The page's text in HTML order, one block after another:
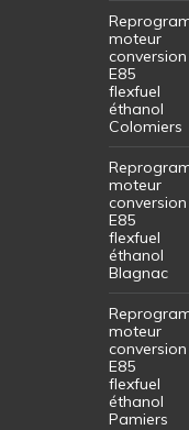
moteur
conversion
E85
flexfuel
éthanol
Colomiers
moteur
conversion
E85
flexfuel
éthanol
Blagnac
moteur
conversion
E85
flexfuel
éthanol
Pamiers